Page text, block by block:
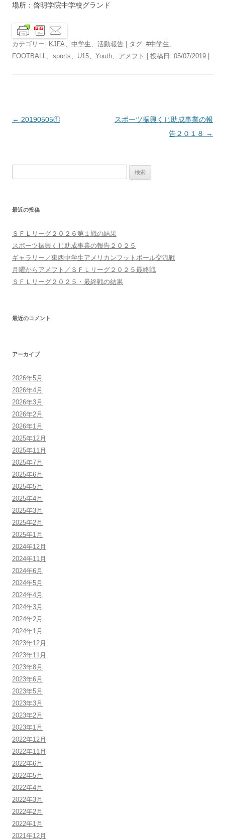
場所：啓明学院中学校グランド
カテゴリー: KJFA 中学生 活動報告 | タグ: #中学生
FOOTBALL
sports U15 Youth アメフト | 投稿日: 05/07/2019 |
投
ン
← 20190505①
スポーツ振興くじ助成事業の報
告２０１８ →
索:
最近の投稿
ＳＦＬリーグ２０２６第１戦の結果
スポーツ振興くじ助成事業の報告２０２５
ギャラリー／東西中学生アメリカンフットボール交流戦
月曜からアメフト／ＳＦＬリーグ２０２５最終戦
ＳＦＬリーグ２０２５・最終戦の結果
最近のコメント
アーカイブ
2026年5月
2026年4月
2026年3月
2026年2月
2026年1月
2025年12月
2025年11月
2025年7月
2025年6月
2025年5月
2025年4月
2025年3月
2025年2月
2025年1月
2024年12月
2024年11月
2024年6月
2024年5月
2024年4月
2024年3月
2024年2月
2024年1月
2023年12月
2023年11月
2023年8月
2023年6月
2023年5月
2023年3月
2023年2月
2023年1月
2022年12月
2022年11月
2022年6月
2022年5月
2022年4月
2022年3月
2022年2月
2022年1月
2021年12月